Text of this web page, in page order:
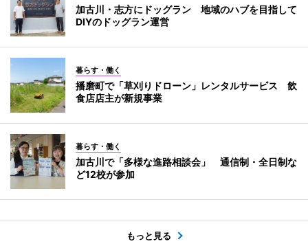
加古川・志方にドッグラン 地域のハブを目指して
DIYのドッグラン運営
暮らす・働く
播磨町で「草刈りドローン」レンタルサービス 飲
食店店主が新規事業
暮らす・働く
加古川で「多様な進路相談会」 通信制・全日制な
ど12校が参加
もっと見る